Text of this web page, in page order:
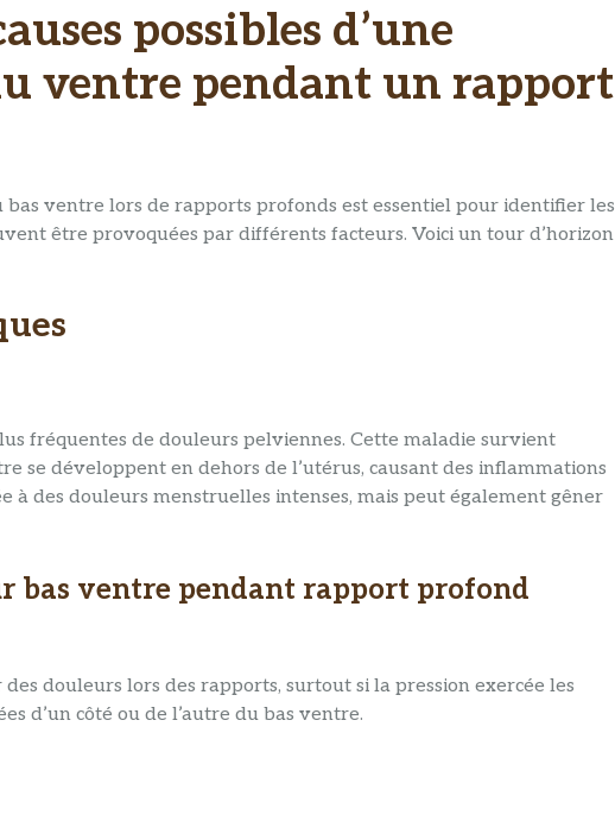
possibles d’une
ventre pendant un rapport
bas ventre lors de rapports profonds est essentiel pour identifier les
être provoquées par différents facteurs. Voici un tour d’horizon
fréquentes de douleurs pelviennes. Cette maladie survient
se développent en dehors de l’utérus, causant des inflammations
à des douleurs menstruelles intenses, mais peut également gêner
bas ventre pendant rapport profond
douleurs lors des rapports, surtout si la pression exercée les
d’un côté ou de l’autre du bas ventre.